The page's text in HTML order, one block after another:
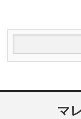
マ